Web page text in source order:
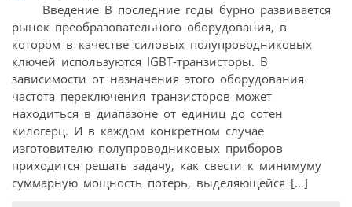
Введение В последние годы бурно развивается
рынок преобразовательного оборудования, в
котором в качестве силовых полупроводниковых
ключей используются IGBT-транзисторы. В
зависимости от назначения этого оборудования
частота переключения транзисторов может
находиться в диапазоне от единиц до сотен
килогерц. И в каждом конкретном случае
изготовителю полупроводниковых приборов
приходится решать задачу, как свести к минимуму
суммарную мощность потерь, выделяющейся […]